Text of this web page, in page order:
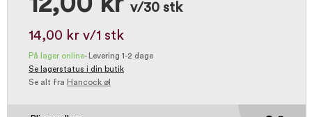
v/30 stk
14,00 kr v/1 stk
På lager online-
Levering 1-2 dage
Se lagerstatus i din butik
Se alt fra Hancock øl